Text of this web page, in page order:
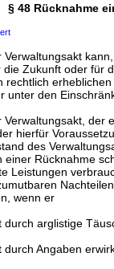
§ 48 Rücknahme
Verwaltungsakt
Zukunft oder für
rechtlich
unter den
Verwaltungsakt, der
hierfür
des
Rücknahme
Leistungen
wenn er
durch arglistige
durch Angaben